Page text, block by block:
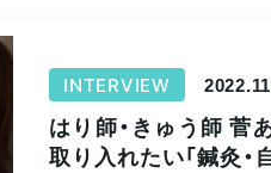
INTERVIEW
はり師・きゅう師 菅
取り入れたい「鍼灸・